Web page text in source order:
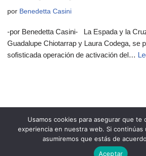
por Benedetta Casini
-por Benedetta Casini- La Espada y la
Guadalupe Chiotarrap y Laura Codega, se
sofisticada operación de activación del…
Copyright 2021 Revista Ñeri
Usamos cookies para asegurar que te
experiencia en nuestra web. Si continúas
asumiremos que estás de
Aceptar